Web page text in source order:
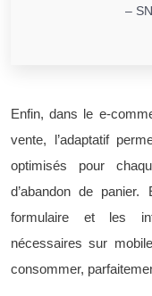
–
Enfin, dans le e-
vente, l’adaptatif
optimisés pour
d’abandon de
formulaire et les
nécessaires sur
consommer,